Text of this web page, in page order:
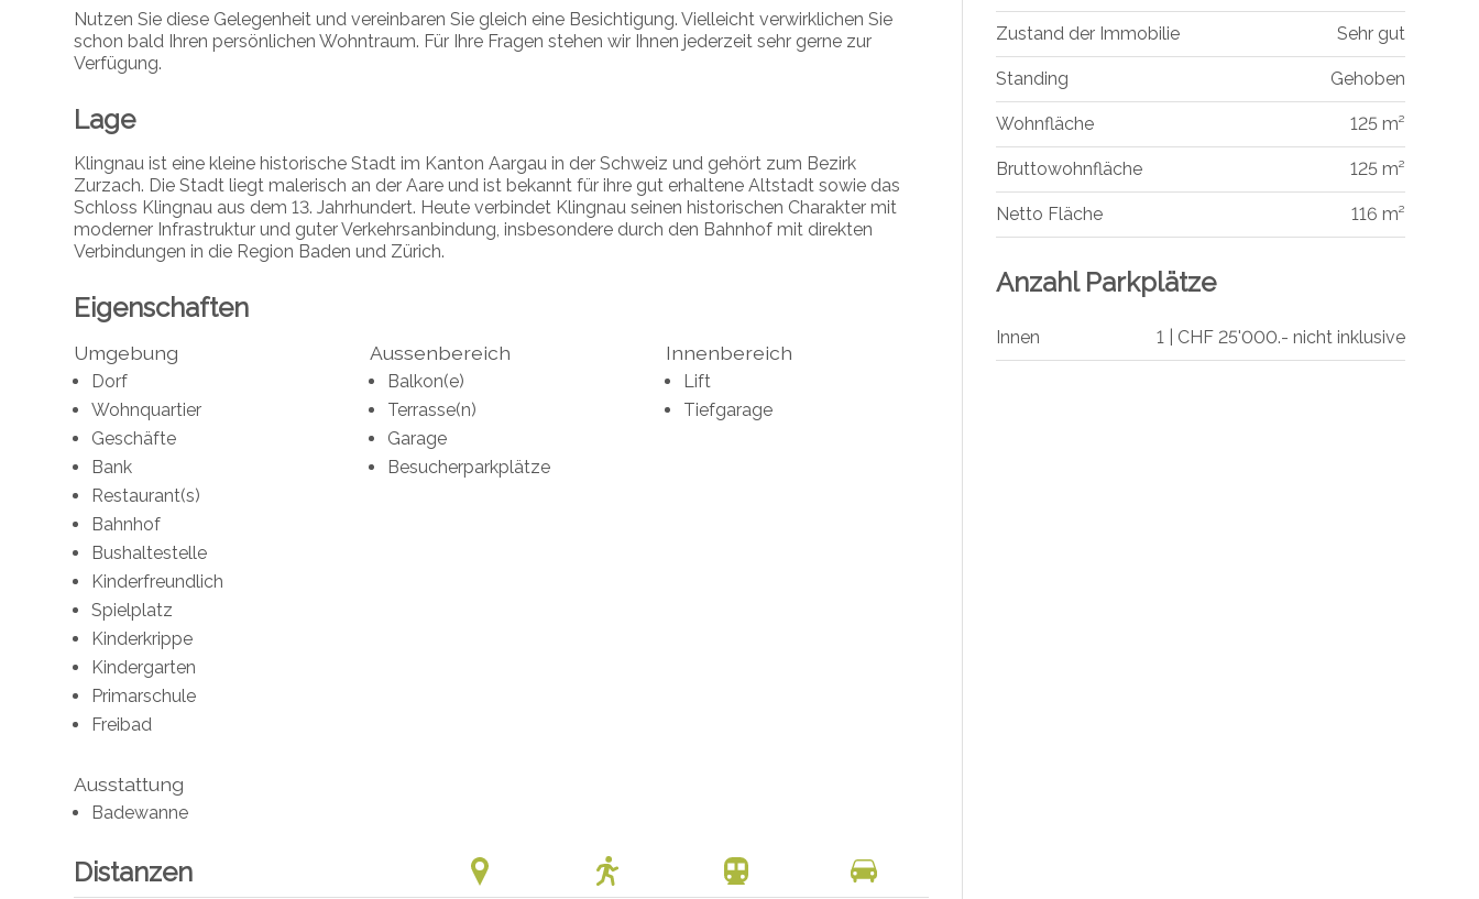
Nutzen Sie diese Gelegenheit und vereinbaren Sie gleich eine Besichtigung. Vielleicht verwirklichen Sie
schon bald Ihren persönlichen Wohntraum. Für Ihre Fragen stehen wir Ihnen jederzeit sehr gerne zur
Verfügung.
Lage
Klingnau ist eine kleine historische Stadt im Kanton Aargau in der Schweiz und gehört zum Bezirk
Zurzach. Die Stadt liegt malerisch an der Aare und ist bekannt für ihre gut erhaltene Altstadt sowie das
Schloss Klingnau aus dem 13. Jahrhundert. Heute verbindet Klingnau seinen historischen Charakter mit
moderner Infrastruktur und guter Verkehrsanbindung, insbesondere durch den Bahnhof mit direkten
Verbindungen in die Region Baden und Zürich.
Eigenschaften
Umgebung
Dorf
Wohnquartier
Geschäfte
Bank
Restaurant(s)
Bahnhof
Bushaltestelle
Kinderfreundlich
Spielplatz
Kinderkrippe
Kindergarten
Primarschule
Freibad
Aussenbereich
Balkon(e)
Terrasse(n)
Garage
Besucherparkplätze
Innenbereich
Lift
Tiefgarage
Ausstattung
Badewanne
Distanzen
Zustand der Immobilie Sehr gut
Standing Gehoben
Wohnfläche 125 m²
Bruttowohnfläche 125 m²
Netto Fläche 116 m²
Anzahl Parkplätze
Innen 1 | CHF 25'000.- nicht inklusive